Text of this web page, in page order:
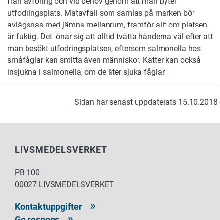
utfodringsplats. Matavfall som samlas på marken bör
avlägsnas med jämna mellanrum, framför allt om platsen
är fuktig. Det lönar sig att alltid tvätta händerna väl efter att
man besökt utfodringsplatsen, eftersom salmonella hos
småfåglar kan smitta även människor. Katter kan också
insjukna i salmonella, om de äter sjuka fåglar.
Sidan har senast uppdaterats 15.10.2018
LIVSMEDELSVERKET
PB 100
00027 LIVSMEDELSVERKET
Kontaktuppgifter